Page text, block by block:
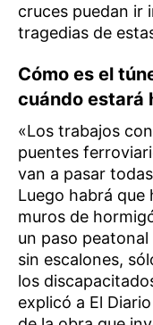
cruces puedan ir
tragedias de
Cómo es el
cuándo estará
«Los trabajos
puentes
van a pasar
Luego habrá que
muros de
un paso
sin escalones,
los
explicó a El